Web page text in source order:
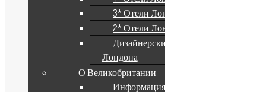
Формы оплаты
3* Отели Лондона
2* Отели Лондона
Дизайнерские Отели
Лондона
О Великобритании
Информация о стране